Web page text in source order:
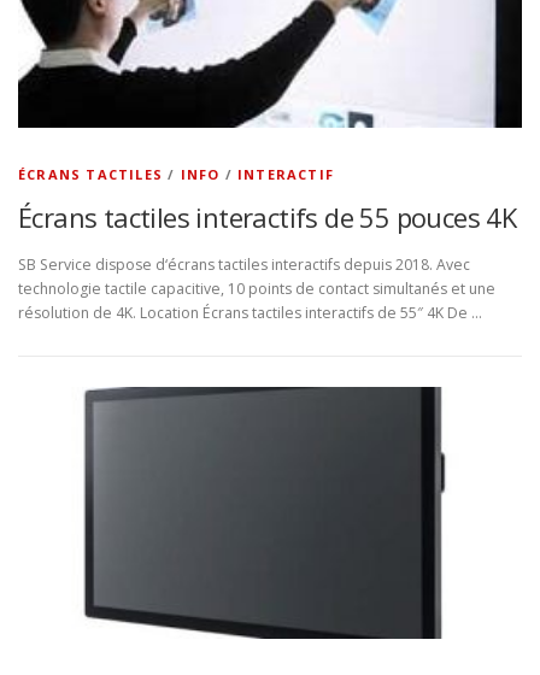
ÉCRANS TACTILES / INFO / INTERACTIF
Écrans tactiles interactifs de 55 pouces 4K
SB Service dispose d‘écrans tactiles interactifs depuis 2018. Avec
technologie tactile capacitive, 10 points de contact simultanés et une
résolution de 4K. Location Écrans tactiles interactifs de 55″ 4K De …